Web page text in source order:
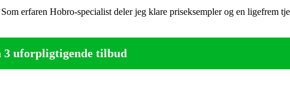
erfaren Hobro-specialist deler jeg klare priseksempler og en ligefrem
3 uforpligtigende tilbud